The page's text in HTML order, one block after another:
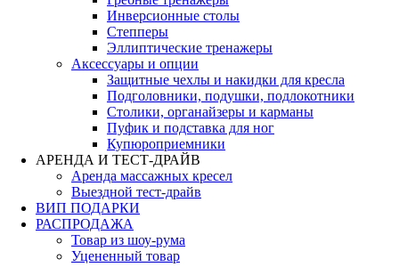
Инверсионные столы
Степперы
Эллиптические тренажеры
Аксессуары и опции
Защитные чехлы и накидки для кресла
Подголовники, подушки, подлокотники
Столики, органайзеры и карманы
Пуфик и подставка для ног
Купюроприемники
АРЕНДА И ТЕСТ-ДРАЙВ
Аренда массажных кресел
Выездной тест-драйв
ВИП ПОДАРКИ
РАСПРОДАЖА
Товар из шоу-рума
Уцененный товар